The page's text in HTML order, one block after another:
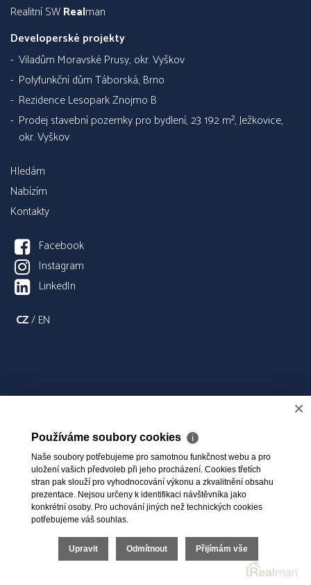
Realitní SWRealman
Developerské projekty
Viladům Moravské Prusy, okr. Vyškov
Polyfunkční dům Táborská, Brno
Rezidence Lesopark Znojmo B
Prodej stavební pozemky pro bydlení, 23 192 m², Ježkovice,
okr. Vyškov
Hledám
Nabízím
Kontakty
Facebook
Instagram
LinkedIn
CZ/EN
×
Používáme soubory cookies ℹ
Naše soubory potřebujeme pro samotnou funkčnost webu a pro
uložení vašich předvoleb při jeho procházení. Cookies třetích
stran pak slouží pro vyhodnocování výkonu a zkvalitnění obsahu
prezentace. Nejsou určeny k identifikaci návštěvníka jako
konkrétní osoby. Pro uchování jiných než technických cookies
potřebujeme váš souhlas.
Upravit Odmítnout Přijímám vše